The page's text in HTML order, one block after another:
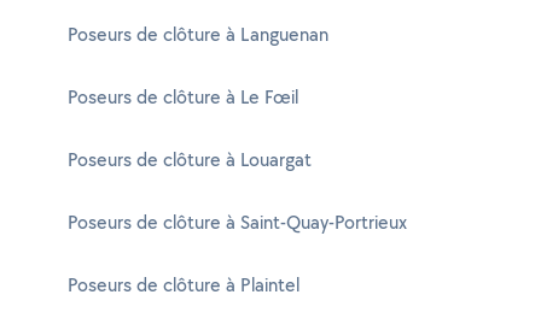
Poseurs de clôture à Languenan
Poseurs de clôture à Le Fœil
Poseurs de clôture à Louargat
Poseurs de clôture à Saint-Quay-Portrieux
Poseurs de clôture à Plaintel